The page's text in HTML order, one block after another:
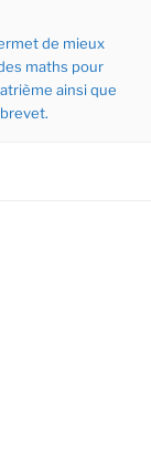
de mieux
maths pour
ainsi que